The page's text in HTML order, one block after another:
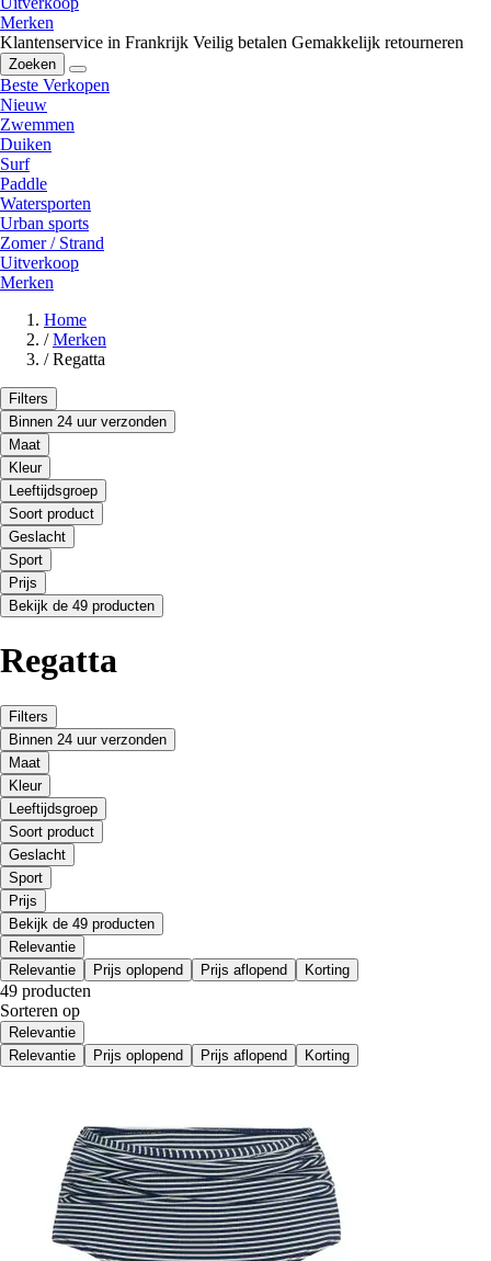
Merken
Klantenservice in Frankrijk Veilig betalen Gemakkelijk retourneren
Zoeken
Beste Verkopen
Nieuw
Zwemmen
Duiken
Surf
Paddle
Watersporten
Urban sports
Zomer / Strand
Uitverkoop
Merken
Home
/ Merken
/ Regatta
Filters
Binnen 24 uur verzonden
Maat
Kleur
Leeftijdsgroep
Soort product
Geslacht
Sport
Prijs
Bekijk de 49 producten
Regatta
Filters
Binnen 24 uur verzonden
Maat
Kleur
Leeftijdsgroep
Soort product
Geslacht
Sport
Prijs
Bekijk de 49 producten
Relevantie
Relevantie
Prijs oplopend Prijs aflopend Korting
49 producten
Sorteren op
Relevantie
Relevantie
Prijs oplopend Prijs aflopend Korting